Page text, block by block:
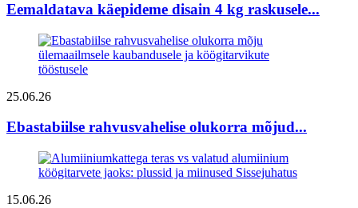
Eemaldatava käepideme disain 4 kg raskusele...
25.06.26
Ebastabiilse rahvusvahelise olukorra mõjud...
15.06.26